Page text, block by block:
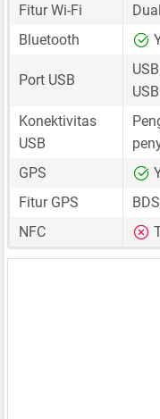
Fitur Wi-Fi
Bluetooth
Port USB
Konektivitas
USB
GPS
Fitur GPS
NFC